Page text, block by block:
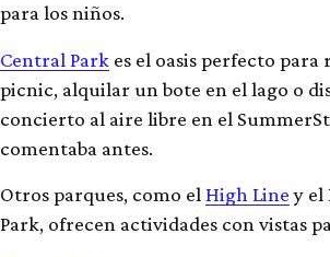
para los niños.
Central Park es el oasis perfecto para
picnic, alquilar un bote en el lago o
concierto al aire libre en el
comentaba antes.
Otros parques, como el High Liney el
Park, ofrecen actividades con vistas